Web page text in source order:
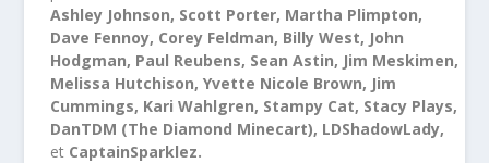
Ashley Johnson, Scott Porter, Martha Plimpton,
Dave Fennoy, Corey Feldman, Billy West, John
Hodgman, Paul Reubens, Sean Astin, Jim Meskimen,
Melissa Hutchison, Yvette Nicole Brown, Jim
Cummings, Kari Wahlgren, Stampy Cat, Stacy Plays,
DanTDM (The Diamond Minecart), LDShadowLady,
et CaptainSparklez.